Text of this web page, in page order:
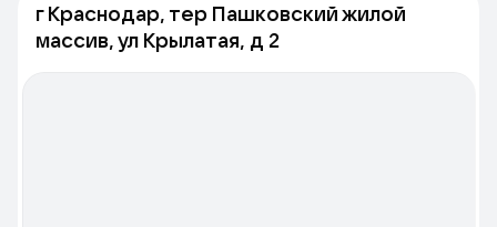
г Краснодар, тер Пашковский жилой
массив, ул Крылатая, д 2